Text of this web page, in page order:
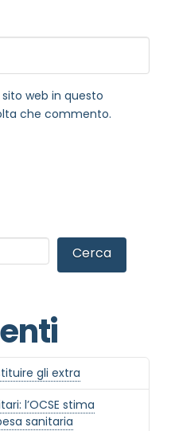
web in questo
che commento.
Cerca
gli extra
l’OCSE stima
sanitaria